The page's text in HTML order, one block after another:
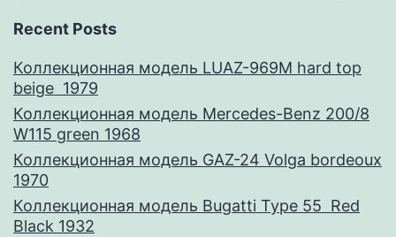
Recent Posts
Коллекционная модель LUAZ-969M hard top
beige 1979
Коллекционная модель Mercedes-Benz 200/8
W115 green 1968
Коллекционная модель GAZ-24 Volga bordeoux
1970
Коллекционная модель Bugatti Type 55 Red
Black 1932